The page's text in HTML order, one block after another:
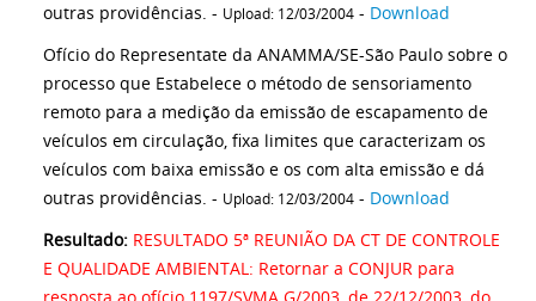
outras providências. - Upload: 12/03/2004 - Download
Ofício do Representate da ANAMMA/SE-São Paulo sobre o
processo que Estabelece o método de sensoriamento
remoto para a medição da emissão de escapamento de
veículos em circulação, fixa limites que caracterizam os
veículos com baixa emissão e os com alta emissão e dá
outras providências. - Upload: 12/03/2004 - Download
Resultado: RESULTADO 5ª REUNIÃO DA CT DE CONTROLE
E QUALIDADE AMBIENTAL: Retornar a CONJUR para